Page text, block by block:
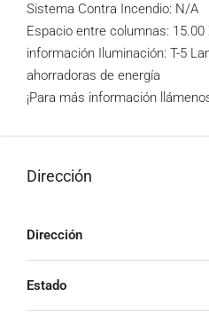
Sistema Contra Incendio: N/A
Espacio entre columnas: 15.00
información Iluminación: T-5
ahorradoras de energía
¡Para más información
Dirección
Dirección
Estado